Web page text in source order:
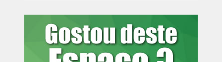
Comentários Facebook
Leia mais:
Virginia Fonseca exibe